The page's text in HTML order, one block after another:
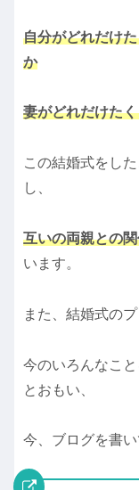
自分がどれだけ
か
妻がどれだけた
この結婚式をした
し、
互いの両親との
います。
また、結婚式の
今のいろんなこ
とおもい、
今、ブログを書い